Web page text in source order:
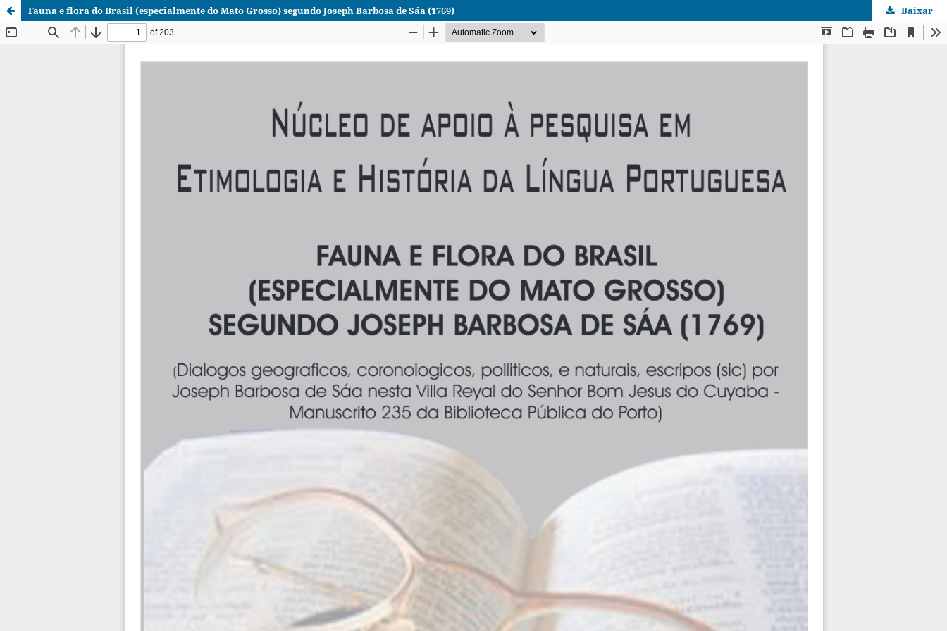
da Fauna e flora do Brasil (especialmente do Mato Grosso) segundo Joseph Barbosa de Sáa (1769) Baixar